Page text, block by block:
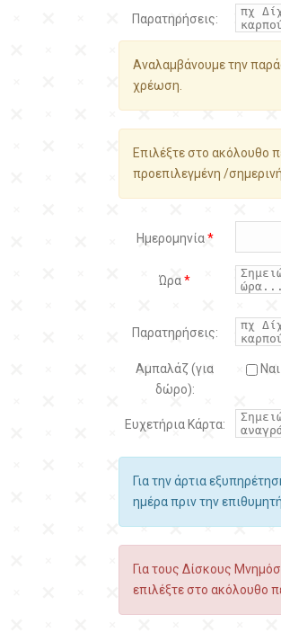
Παρατηρήσεις:
Αναλαμβάνουμε την
χρέωση.
Επιλέξτε στο ακόλουθο
προεπιλεγμένη /
Ημερομηνία*
Ώρα*
Παρατηρήσεις:
Αμπαλάζ (για
δώρο):
Ναι
Ευχετήρια Κάρτα:
Για την άρτια
ημέρα πριν την
Για τους Δίσκους
επιλέξτε στο ακόλουθο